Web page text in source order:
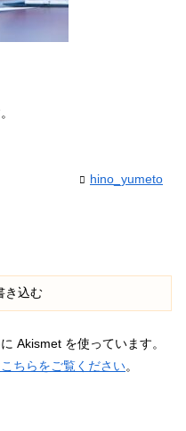
hino_yumeto
き込む
Akismet を使っています。
ちらをご覧ください。